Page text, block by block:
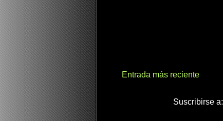
Entrada más reciente
Suscribirse a: